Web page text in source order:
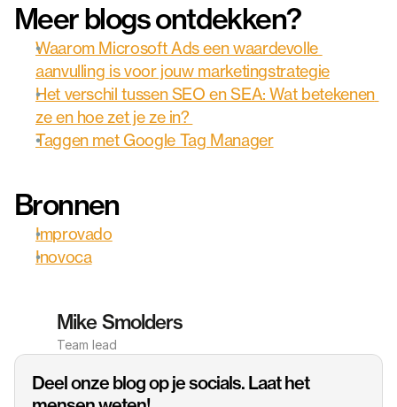
Mike Smolders
Team lead
Deel onze blog op je socials. Laat het
Meer blogs ontdekken?
Waarom Microsoft Ads een waardevolle
aanvulling is voor jouw marketingstrategie
Het verschil tussen SEO en SEA: Wat betekenen
ze en hoe zet je ze in?
Taggen met Google Tag Manager
Bronnen
Improvado
Inovoca